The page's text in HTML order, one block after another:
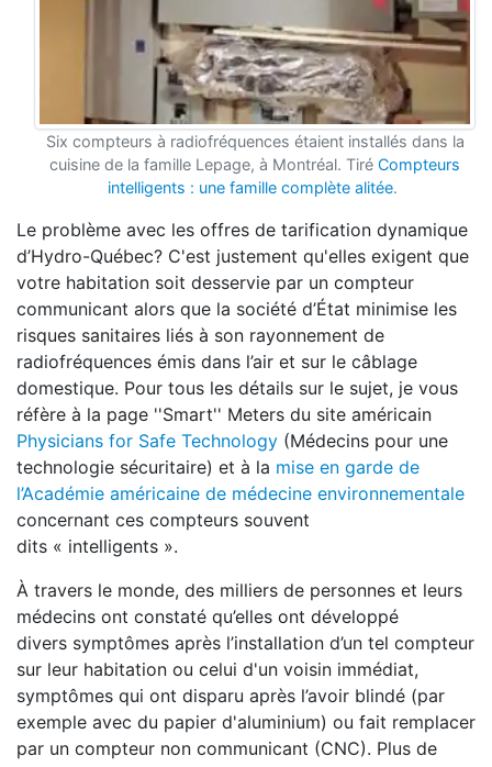
Six compteurs à radiofréquences étaient installés dans la
cuisine de la famille Lepage, à Montréal. Tiré Compteurs
intelligents : une famille complète alitée.
Le problème avec les offres de tarification dynamique
d’Hydro-Québec? C'est justement qu'elles exigent que
votre habitation soit desservie par un compteur
communicant alors que la société d’État minimise les
risques sanitaires liés à son rayonnement de
radiofréquences émis dans l’air et sur le câblage
domestique. Pour tous les détails sur le sujet, je vous
réfère à la page ''Smart'' Meters du site américain
Physicians for Safe Technology (Médecins pour une
technologie sécuritaire) et à la mise en garde de
l’Académie américaine de médecine environnementale
concernant ces compteurs souvent
dits « intelligents ».
À travers le monde, des milliers de personnes et leurs
médecins ont constaté qu’elles ont développé
divers symptômes après l’installation d’un tel compteur
sur leur habitation ou celui d'un voisin immédiat,
symptômes qui ont disparu après l’avoir blindé (par
exemple avec du papier d'aluminium) ou fait remplacer
par un compteur non communicant (CNC). Plus de